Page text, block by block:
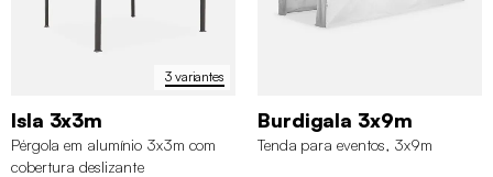
3 variantes
Isla 3x3m
Pérgola em alumínio 3x3m com
cobertura deslizante
Burdigala 3x9m
Tenda para eventos, 3x9m